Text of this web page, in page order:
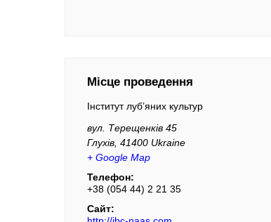
Місце проведення
Інститут луб’яних культур
вул. Терещенків 45
Глухів 41400 Ukraine
+ Google Map
Телефон:
+38 (054 44) 2 21 35
Сайт: